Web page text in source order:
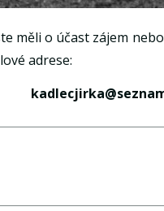
měli o účast zájem
adrese: